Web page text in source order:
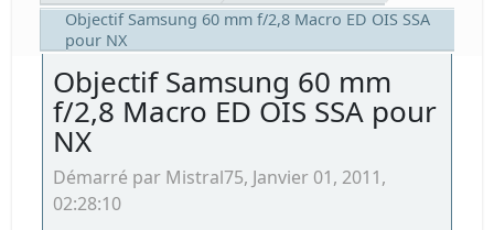
Objectif Samsung 60 mm f/2,8 Macro ED OIS SSA
pour NX
Objectif Samsung 60 mm
f/2,8 Macro ED OIS SSA pour
NX
Démarré par Mistral75, Janvier 01, 2011,
02:28:10